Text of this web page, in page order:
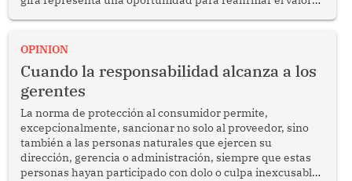
enfrenta desafíos en materia de desarrollo, cohesión
OPINION
Cuando la responsabilidad alcanza a los
gerentes
La norma de protección al consumidor permite,
excepcionalmente, sancionar no solo al proveedor, sino
también a las personas naturales que ejercen su
dirección, gerencia o administración, siempre que estas
personas hayan participado con dolo o culpa inexcusable